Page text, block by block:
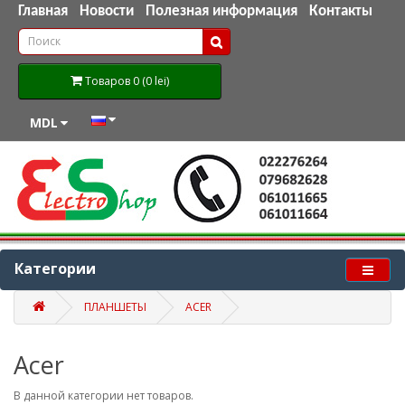
Главная Новости Полезная информация Контакты
Товаров 0 (0 lei)
MDL
Категории
ПЛАНШЕТЫ ACER
Acer
В данной категории нет товаров.